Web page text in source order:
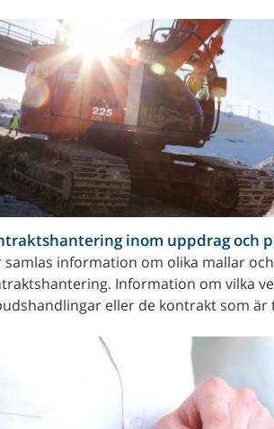
inom uppdrag och
samlas information om olika mallar
Information om vilka
eller de kontrakt som är